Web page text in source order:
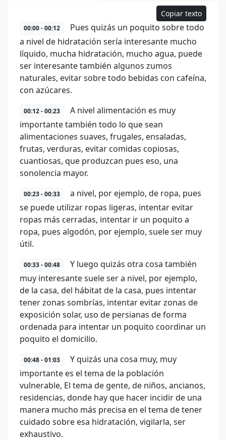
Copiar texto
00:00 - 00:12
Pues quizás un poquito sobre todo
a nivel de hidratación sería interesante mucho
líquido, mucha hidratación, mucho agua, puede
ser interesante también algunos zumos
naturales, evitar sobre todo bebidas con cafeína,
con azúcares.
00:12 - 00:23
A nivel alimentación es muy
importante también todo lo que sean
alimentaciones suaves, frugales, ensaladas,
frutas, verduras, evitar comidas copiosas,
cuantiosas, que produzcan pues eso, una
sonolencia mayor.
00:23 - 00:33
a nivel, por ejemplo, de ropa, pues
se puede utilizar ropas ligeras, intentar evitar
ropas más cerradas, intentar ir un poquito a
ropa, pues algodón, por ejemplo, suele ser muy
útil.
00:33 - 00:48
Y luego quizás otra cosa también
muy interesante suele ser a nivel, por ejemplo,
de la casa, del hábitat de la casa, pues intentar
tener zonas sombrías, intentar evitar zonas de
exposición solar, uso de persianas de forma
ordenada para intentar un poquito coordinar un
poquito el domicilio.
00:48 - 01:03
Y quizás una cosa muy, muy
importante es el tema de la población
vulnerable, El tema de gente, de niños, ancianos,
residencias, donde hay que hacer incidir de una
manera mucho más precisa en el tema de tener
cuidado sobre esa hidratación, vigilarla, ser
exhaustivo.